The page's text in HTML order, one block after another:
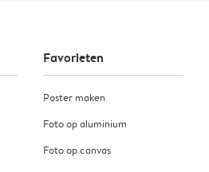
Favorieten
Poster maken
Foto op aluminium
Foto op canvas